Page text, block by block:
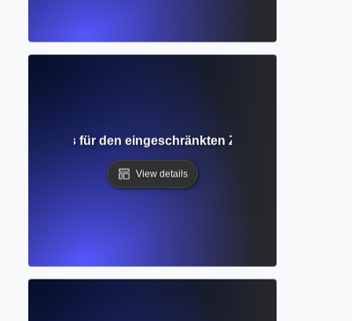
Verständnis für den eingeschränkten Zugang zu
View details